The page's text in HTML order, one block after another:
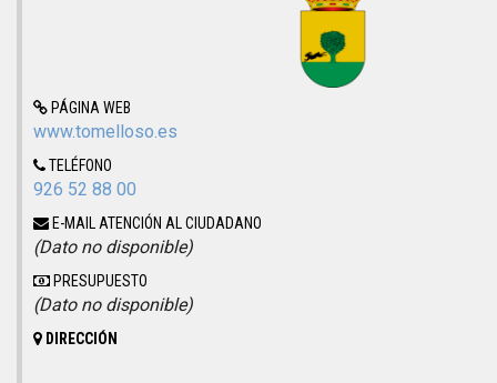
PÁGINA WEB
www.tomelloso.es
TELÉFONO
926 52 88 00
E-MAIL ATENCIÓN AL CIUDADANO
(Dato no disponible)
PRESUPUESTO
(Dato no disponible)
DIRECCIÓN